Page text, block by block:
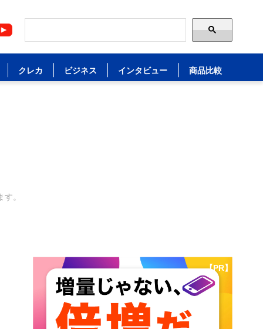
クレカ ビジネス インタビュー 商品比較
す。
【PR】